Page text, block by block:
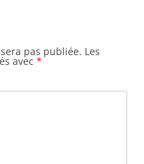
pas publiée. Les
avec *